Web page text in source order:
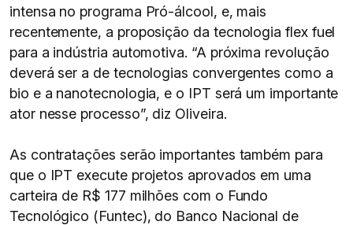
intensa no programa Pró-álcool, e, mais
recentemente, a proposição da tecnologia flex fuel
para a indústria automotiva. “A próxima revolução
deverá ser a de tecnologias convergentes como a
bio e a nanotecnologia, e o IPT será um importante
ator nesse processo”, diz Oliveira.
As contratações serão importantes também para
que o IPT execute projetos aprovados em uma
carteira de R$ 177 milhões com o Fundo
Tecnológico (Funtec), do Banco Nacional de